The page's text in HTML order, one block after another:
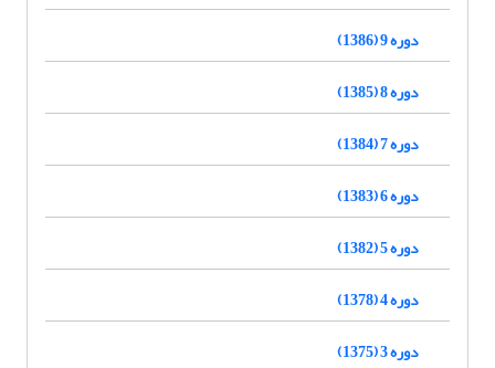
دوره 9 (1386)
دوره 8 (1385)
دوره 7 (1384)
دوره 6 (1383)
دوره 5 (1382)
دوره 4 (1378)
دوره 3 (1375)